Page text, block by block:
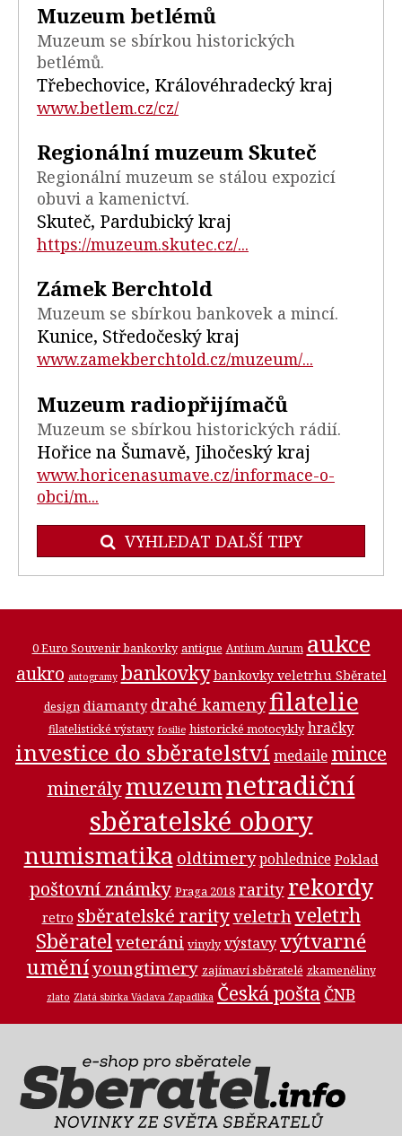
Muzeum betlémů
Muzeum se sbírkou historických
betlémů.
Třebechovice, Královéhradecký kraj
www.betlem.cz/cz/
Regionální muzeum Skuteč
Regionální muzeum se stálou expozicí
obuvi a kamenictví.
Skuteč, Pardubický kraj
https://muzeum.skutec.cz/...
Zámek Berchtold
Muzeum se sbírkou bankovek a mincí.
Kunice, Středočeský kraj
www.zamekberchtold.cz/muzeum/...
Muzeum radiopřijímačů
Muzeum se sbírkou historických rádií.
Hořice na Šumavě, Jihočeský kraj
www.horicenasumave.cz/informace-o-
obci/m...
VYHLEDAT DALŠÍ TIPY
0 Euro Souvenir bankovky antique Antium Aurum aukce
aukro autogramy bankovky bankovky veletrhu Sběratel
design diamanty drahé kamenyfilatelie
filatelistické výstavy fosilie historické motocykly hračky
investice do sběratelství medaile mince
minerálymuzeumnetradiční
sběratelské obory
numismatika oldtimery pohlednice Poklad
poštovní známky Praga 2018 rarity rekordy
retro sběratelské rarityveletrhveletrh
Sběratelveteráni vinyly výstavyvýtvarné
uměníyoungtimery zajímaví sběratelé zkameněliny
zlato Zlatá sbírka Václava Zapadlíka Česká pošta ČNB